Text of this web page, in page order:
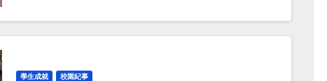
學生成就 校園紀事